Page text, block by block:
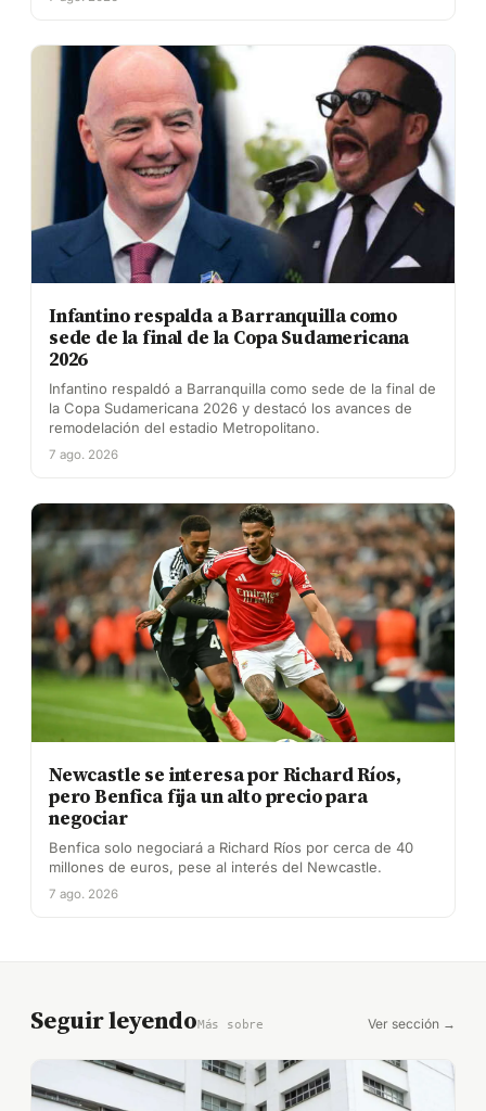
Infantino respalda a Barranquilla como
sede de la final de la Copa Sudamericana
2026
Infantino respaldó a Barranquilla como sede de la final de
la Copa Sudamericana 2026 y destacó los avances de
remodelación del estadio Metropolitano.
7 ago. 2026
Newcastle se interesa por Richard Ríos,
pero Benfica fija un alto precio para
negociar
Benfica solo negociará a Richard Ríos por cerca de 40
millones de euros, pese al interés del Newcastle.
7 ago. 2026
Seguir leyendoMás sobre Ver sección →